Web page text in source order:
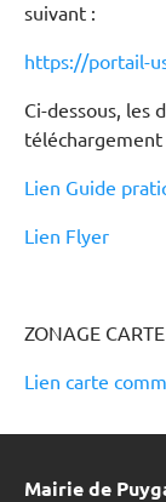
suivant :
https://portail-
Ci-dessous, les
téléchargement
Lien Guide
Lien Flyer
ZONAGE
Lien carte
Mairie de